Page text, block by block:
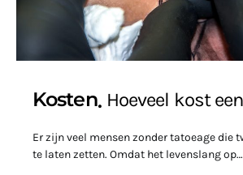
Kosten Hoeveel kost
Er zijn veel mensen zonder tatoeage die
te laten zetten. Omdat het levenslang op…